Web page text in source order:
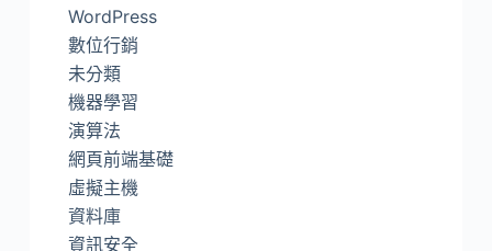
WordPress
數位行銷
未分類
機器學習
演算法
網頁前端基礎
虛擬主機
資料庫
資訊安全